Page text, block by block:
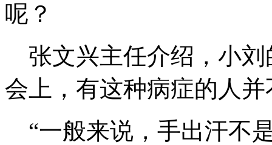
呢？
张文兴主任介绍，小刘
会上，有这种病症的人并
“一般来说，手出汗不